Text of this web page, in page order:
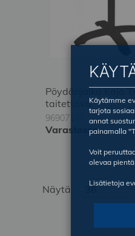
Pöydänjalka Kaja
taitettava
96907147
Varastossa
Näytä
Käytämme
tarjota
annat
painamalla
Voit
olevaa
Lisätietoja